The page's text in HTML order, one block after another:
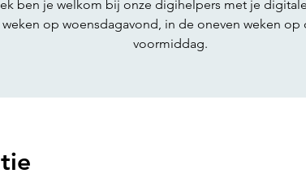
ben je welkom bij onze digihelpers met je
weken op woensdagavond, in de oneven weken op
voormiddag.